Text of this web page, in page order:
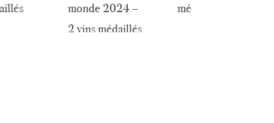
médaillés
monde 2024 –
2 vins médaillés